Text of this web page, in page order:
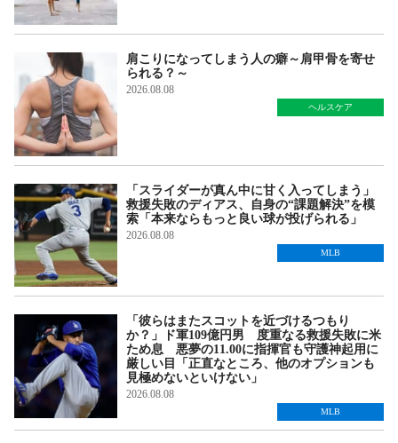
肩こりになってしまう人の癖～肩甲骨を寄せ
られる？～
2026.08.08
ヘルスケア
「スライダーが真ん中に甘く入ってしまう」
救援失敗のディアス、自身の“課題解決”を模
索「本来ならもっと良い球が投げられる」
2026.08.08
MLB
「彼らはまたスコットを近づけるつもり
か？」ド軍109億円男 度重なる救援失敗に米
ため息 悪夢の11.00に指揮官も守護神起用に
厳しい目「正直なところ、他のオプションも
見極めないといけない」
2026.08.08
MLB